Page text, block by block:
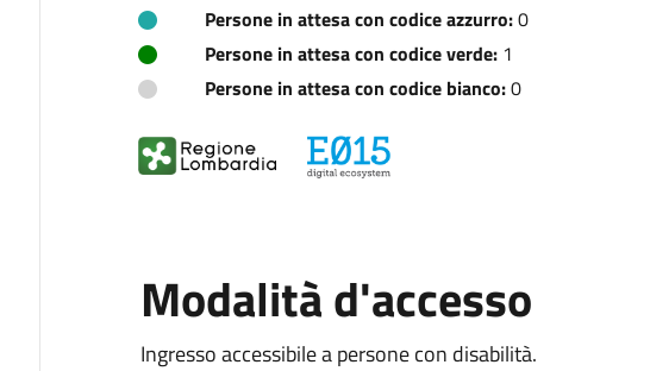
Persone in attesa con codice azzurro:0
Persone in attesa con codice verde:1
Persone in attesa con codice bianco:0
Modalità d'accesso
Ingresso accessibile a persone con disabilità.